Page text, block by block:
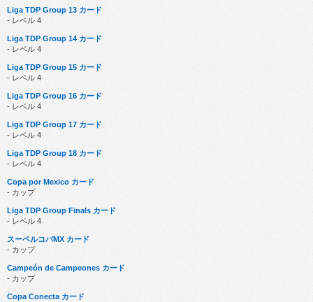
Liga TDP Group 13 カード
- レベル 4
Liga TDP Group 14 カード
- レベル 4
Liga TDP Group 15 カード
- レベル 4
Liga TDP Group 16 カード
- レベル 4
Liga TDP Group 17 カード
- レベル 4
Liga TDP Group 18 カード
- レベル 4
Copa por Mexico カード
- カップ
Liga TDP Group Finals カード
- レベル 4
スーペルコパMX カード
- カップ
Campeón de Campeones カード
- カップ
Copa Conecta カード